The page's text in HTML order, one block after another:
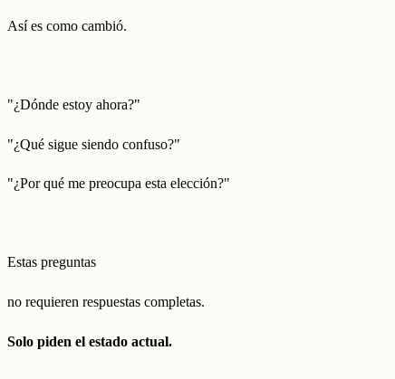
Así es como cambió.
"¿Dónde estoy ahora?"
"¿Qué sigue siendo confuso?"
"¿Por qué me preocupa esta elección?"
Estas preguntas
no requieren respuestas completas.
Solo piden el estado actual.